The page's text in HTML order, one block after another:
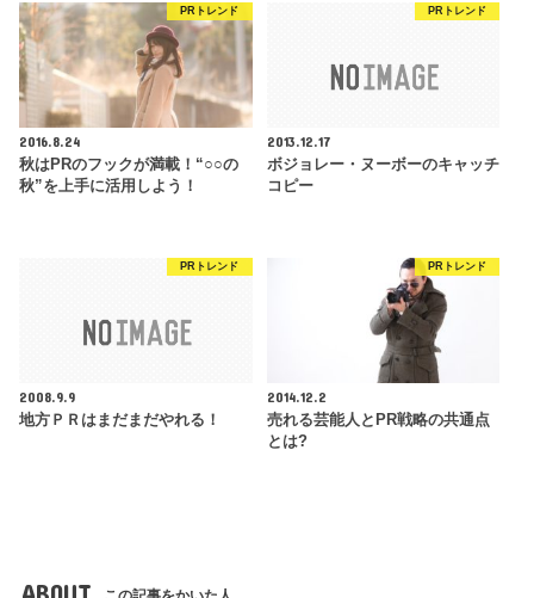
PRトレンド
2016.8.24
秋はPRのフックが満載！“○○の
秋”を上手に活用しよう！
PRトレンド
2013.12.17
ボジョレー・ヌーボーのキャッチ
コピー
PRトレンド
2008.9.9
地方ＰＲはまだまだやれる！
PRトレンド
2014.12.2
売れる芸能人とPR戦略の共通点
とは?